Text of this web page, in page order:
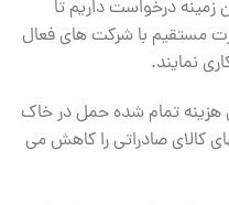
درخواست داریم تا
مستقیم با شرکت های فعال
نمایند.
هزینه تمام شده حمل در خاک
کالای صادراتی را کاهش می